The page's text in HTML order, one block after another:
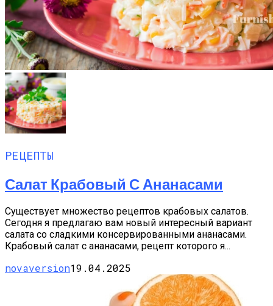
РЕЦЕПТЫ
Салат Крабовый С Ананасами
Существует множество рецептов крабовых салатов.
Сегодня я предлагаю вам новый интересный вариант
салата со сладкими консервированными ананасами.
Крабовый салат с ананасами, рецепт которого я...
novaversion19.04.2025